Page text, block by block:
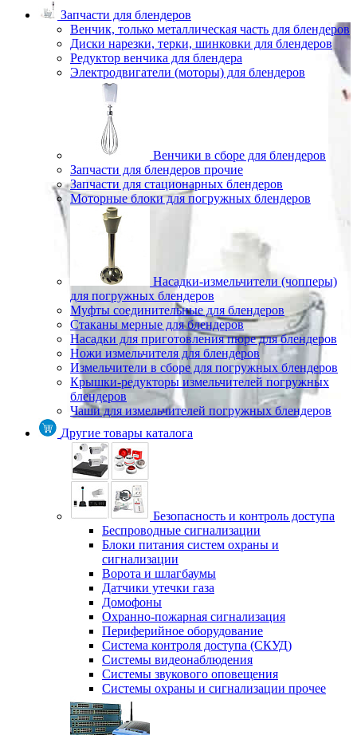
Запчасти для блендеров
Венчик, только металлическая часть для блендеров
Диски нарезки, терки, шинковки для блендеров
Редуктор венчика для блендера
Электродвигатели (моторы) для блендеров
Венчики в сборе для блендеров
Запчасти для блендеров прочие
Запчасти для стационарных блендеров
Моторные блоки для погружных блендеров
Насадки-измельчители (чопперы)
для погружных блендеров
Муфты соединительные для блендеров
Стаканы мерные для блендеров
Насадки для приготовления пюре для блендеров
Ножи измельчителя для блендеров
Измельчители в сборе для погружных блендеров
Крышки-редукторы измельчителей погружных
блендеров
Чаши для измельчителей погружных блендеров
Другие товары каталога
Безопасность и контроль доступа
Беспроводные сигнализации
Блоки питания систем охраны и
сигнализации
Ворота и шлагбаумы
Датчики утечки газа
Домофоны
Охранно-пожарная сигнализация
Периферийное оборудование
Система контроля доступа (СКУД)
Системы видеонаблюдения
Системы звукового оповещения
Системы охраны и сигнализации прочее